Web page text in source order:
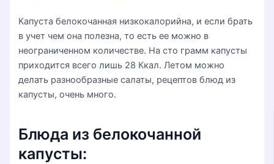
Капуста белокочанная низкокалорийна, и если брать
в учет чем она полезна, то есть ее можно в
неограниченном количестве. На сто грамм капусты
приходится всего лишь 28 Ккал. Летом можно
делать разнообразные салаты, рецептов блюд из
капусты, очень много.
Блюда из белокочанной
капусты: